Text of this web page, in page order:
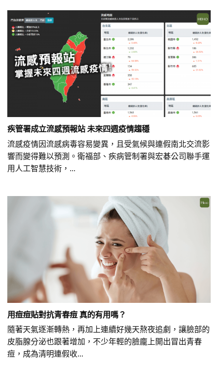
疾管署成立流感預報站 未來四週疫情趨穩
流感疫情因流感病毒容易變異，且受氣候與連假南北交流影
響而變得難以預測。衛福部、疾病管制署與宏碁公司聯手運
用人工智慧技術，...
用痘痘貼對抗青春痘 真的有用嗎？
隨著天氣逐漸轉熱，再加上連續好幾天熬夜追劇，讓臉部的
皮脂腺分泌也跟著增加，不少年輕的臉龐上開出冒出青春
痘，成為清明連假收...